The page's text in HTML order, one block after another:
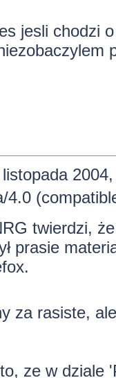
jesli chodzi
4.0
twierdzi,
prasie
za rasiste,
ze w dziale